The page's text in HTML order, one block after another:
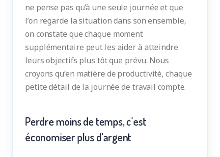
ne pense pas qu’à une seule journée et que
l’on regarde la situation dans son ensemble,
on constate que chaque moment
supplémentaire peut les aider à atteindre
leurs objectifs plus tôt que prévu. Nous
croyons qu’en matière de productivité, chaque
petite détail de la journée de travail compte.
Perdre moins de temps, c'est
économiser plus d'argent